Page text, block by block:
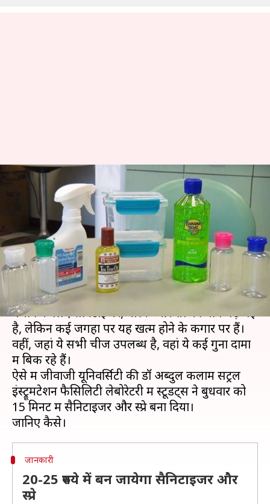
मध्य प्रदेश: 15 मिनट में स्टूडेंट्स ने
बनाया सैनिटाइजर और स्प्रे, जानिए
कैसे
लेखन अंजली Mar 19, 2020 11:23 am
क्या है खबर?
देशभर में बढ़ते कोरोना वायरस के कहर के बीच इससे
बचाव के लिए सैनिटाइजर, मास्क और स्प्रे की मांग बढ़ गई
है, लेकिन कई जगहों पर यह खत्म होने के कगार पर हैं।
वहीं, जहां ये सभी चीजें उपलब्ध है, वहां ये कई गुना दामों
में बिक रहे हैं।
ऐसे में जीवाजी यूनिवर्सिटी की डॉ अब्दुल कलाम सेंट्रल
इंस्ट्रूमेंटेशन फैसिलिटी लेबोरेटरी में स्टूडेंट्स ने बुधवार को
15 मिनट में सैनिटाइजर और स्प्रे बना दिया।
जानकारी
20-25 रुपये में बन जायेगा सैनिटाइजर और
स्प्रे